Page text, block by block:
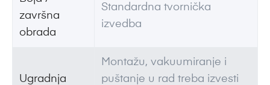
završna
obrada
Standardna tvornička
izvedba
Ugradnja
Montažu, vakuumiranje i
puštanje u rad treba izvesti